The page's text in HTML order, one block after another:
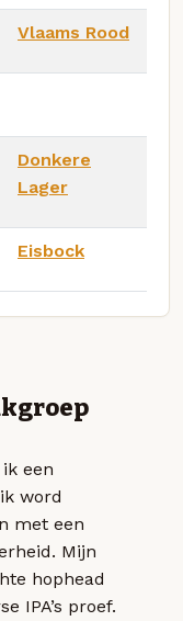
Vlaams Rood
Donkere
Lager
Eisbock
een
word
met een
Mijn
hophead
IPA’s proef.